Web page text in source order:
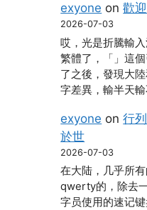
exyone on歡
2026-07-03
哎，光是折騰輸
繁體了，「」這
了之後，發現大
字差異，輸半天
exyone on行
於世
2026-07-03
在大陆，几乎所
qwerty的，除去
字员使用的速记